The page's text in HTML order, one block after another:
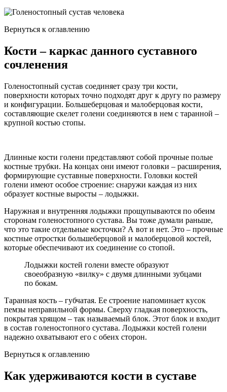
Вернуться к оглавлению
Кости – каркас данного суставного
сочленения
Голеностопный сустав соединяет сразу три кости,
поверхности которых точно подходят друг к другу по размеру
и конфигурации. Большеберцовая и малоберцовая кости,
составляющие скелет голени соединяются в нем с таранной –
крупной костью стопы.
Длинные кости голени представляют собой прочные полые
костные трубки. На концах они имеют головки – расширения,
формирующие суставные поверхности. Головки костей
голени имеют особое строение: снаружи каждая из них
образует костные выросты – лодыжки.
Наружная и внутренняя лодыжки прощупываются по обеим
сторонам голеностопного сустава. Вы тоже думали раньше,
что это такие отдельные косточки? А вот и нет. Это – прочные
костные отростки большеберцовой и малоберцовой костей,
которые обеспечивают их соединение со стопой.
Лодыжки костей голени вместе образуют
своеобразную «вилку» с двумя длинными зубцами
по бокам.
Таранная кость – губчатая. Ее строение напоминает кусок
пемзы неправильной формы. Сверху гладкая поверхность,
покрытая хрящом – так называемый блок. Этот блок и входит
в состав голеностопного сустава. Лодыжки костей голени
надежно охватывают его с обеих сторон.
Вернуться к оглавлению
Как удерживаются кости в суставе